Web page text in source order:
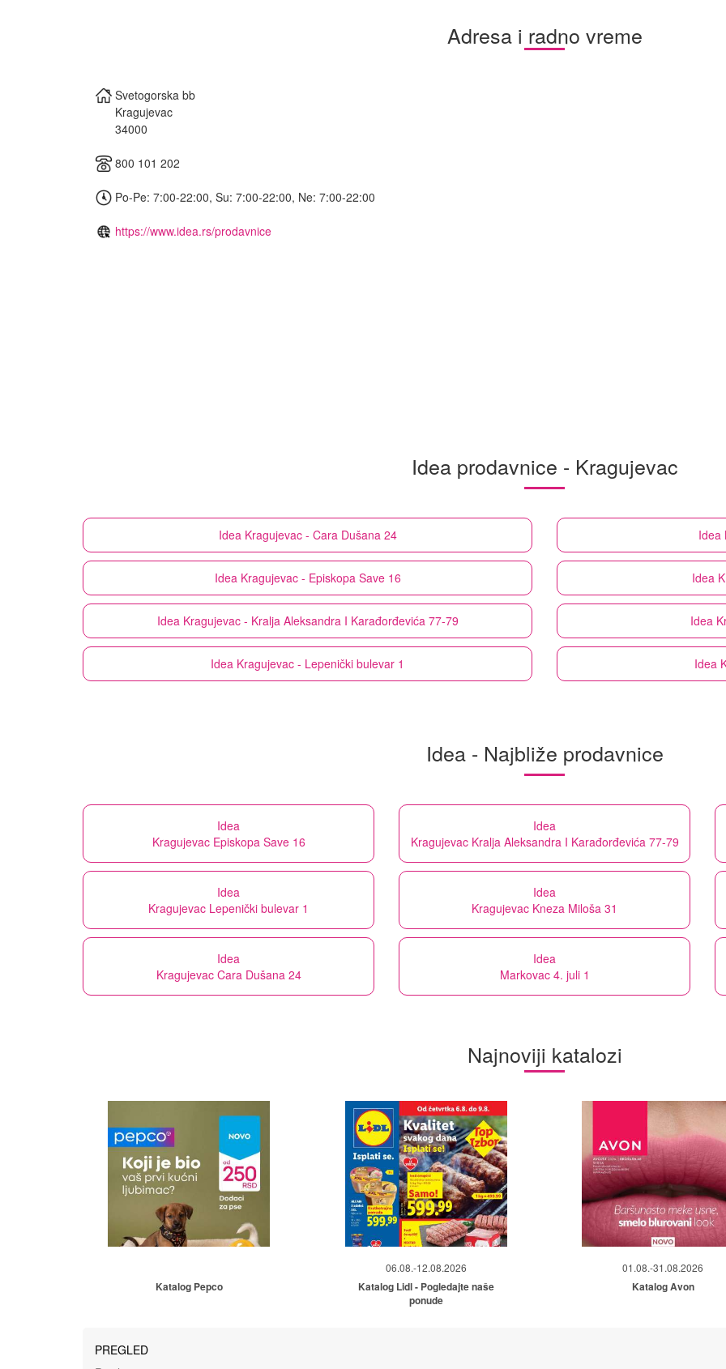
Adresa i radno vreme
Svetogorska bb
Kragujevac
34000
800 101 202
Po-Pe: 7:00-22:00, Su: 7:00-22:00, Ne: 7:00-22:00
https://www.idea.rs/prodavnice
Idea prodavnice - Kragujevac
Idea Kragujevac - Cara Dušana 24 Idea
Idea Kragujevac - Episkopa Save 16 Idea
Idea Kragujevac - Kralja Aleksandra I Karađorđevića 77-79 Idea
Idea Kragujevac - Lepenički bulevar 1 Idea
Idea - Najbliže prodavnice
Idea
Kragujevac Episkopa Save 16
Idea
Kragujevac Kralja Aleksandra I Karađorđevića 77-79
Idea
Kragujevac Lepenički bulevar 1
Idea
Kragujevac Kneza Miloša 31
Idea
Kragujevac Cara Dušana 24
Idea
Markovac 4. juli 1
Najnoviji katalozi
Katalog Pepco
06.08.-12.08.2026
Katalog Lidl - Pogledajte naše
ponude
01.08.-31.08.2026
Katalog Avon
PREGLED